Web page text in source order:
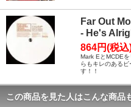
Far Out
- He's
864円(税込
Mark EとMCDE
らもキレのある
す！！
この商品を見た人はこんな商品